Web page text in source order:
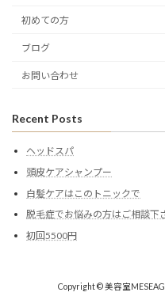
初めての方
ブログ
お問い合わせ
Recent Posts
ヘッドスパ
頭皮ケアシャンプー
白髪ケアはこのトニックで
脱毛症でお悩みの方はご相談下
初回5500円
Copyright © 美容室